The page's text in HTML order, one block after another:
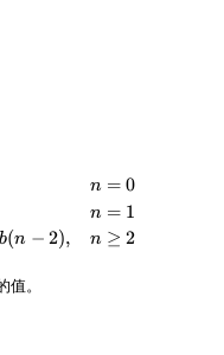
= \begin{cases} 0, & n
(n − 2),
n = 0
n = 1
n ≥ 2
值。